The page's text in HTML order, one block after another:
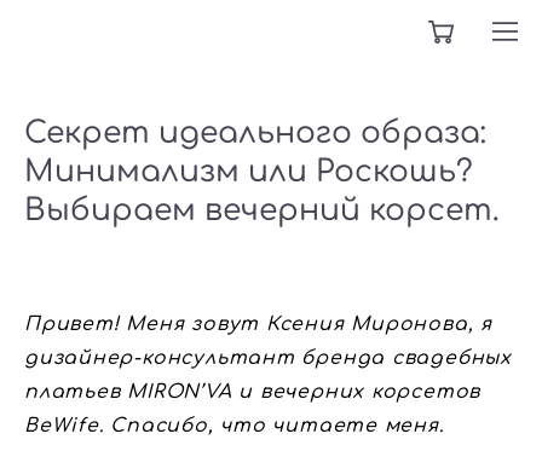
Секрет идеального образа:
Минимализм или Роскошь?
Выбираем вечерний корсет.
Привет! Меня зовут Ксения Миронова, я
дизайнер-консультант бренда свадебных
платьев MIRON’VA и вечерних корсетов
BeWife. Спасибо, что читаете меня.